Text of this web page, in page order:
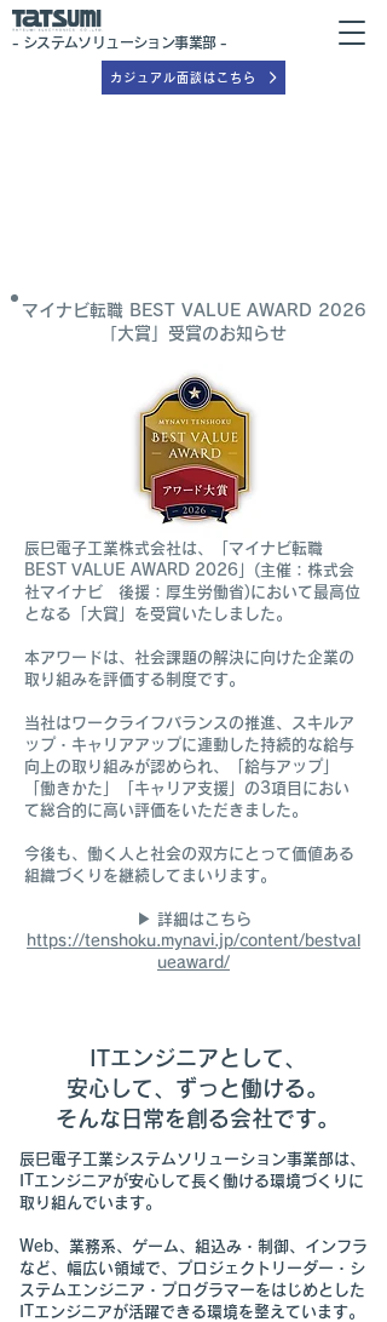
- システムソリューション事業部 -
カジュアル面談はこちら
辰巳電子工業株式会社は、「マイナビ転職
BEST VALUE AWARD 2026」(主催：株式会
社マイナビ 後援：厚生労働省)において最高位
となる「大賞」を受賞いたしました。
本アワードは、社会課題の解決に向けた企業の
取り組みを評価する制度です。
当社はワークライフバランスの推進、スキルア
ップ・キャリアアップに連動した持続的な給与
向上の取り組みが認められ、「給与アップ」
「働きかた」「キャリア支援」の3項目におい
て総合的に高い評価をいただきました。
今後も、働く人と社会の双方にとって価値ある
組織づくりを継続してまいります。
▶ 詳細はこちら
https://tenshoku.mynavi.jp/content/bestval
ueaward/
マイナビ転職 BEST VALUE AWARD 2026
「大賞」受賞のお知らせ
ITエンジニアとして、
安心して、ずっと働ける。
そんな日常を創る会社です。
辰巳電子工業システムソリューション事業部は、
ITエンジニアが安心して長く働ける環境づくりに
取り組んでいます。
Web、業務系、ゲーム、組込み・制御、インフラ
など、幅広い領域で、プロジェクトリーダー・シ
ステムエンジニア・プログラマーをはじめとした
ITエンジニアが活躍できる環境を整えています。